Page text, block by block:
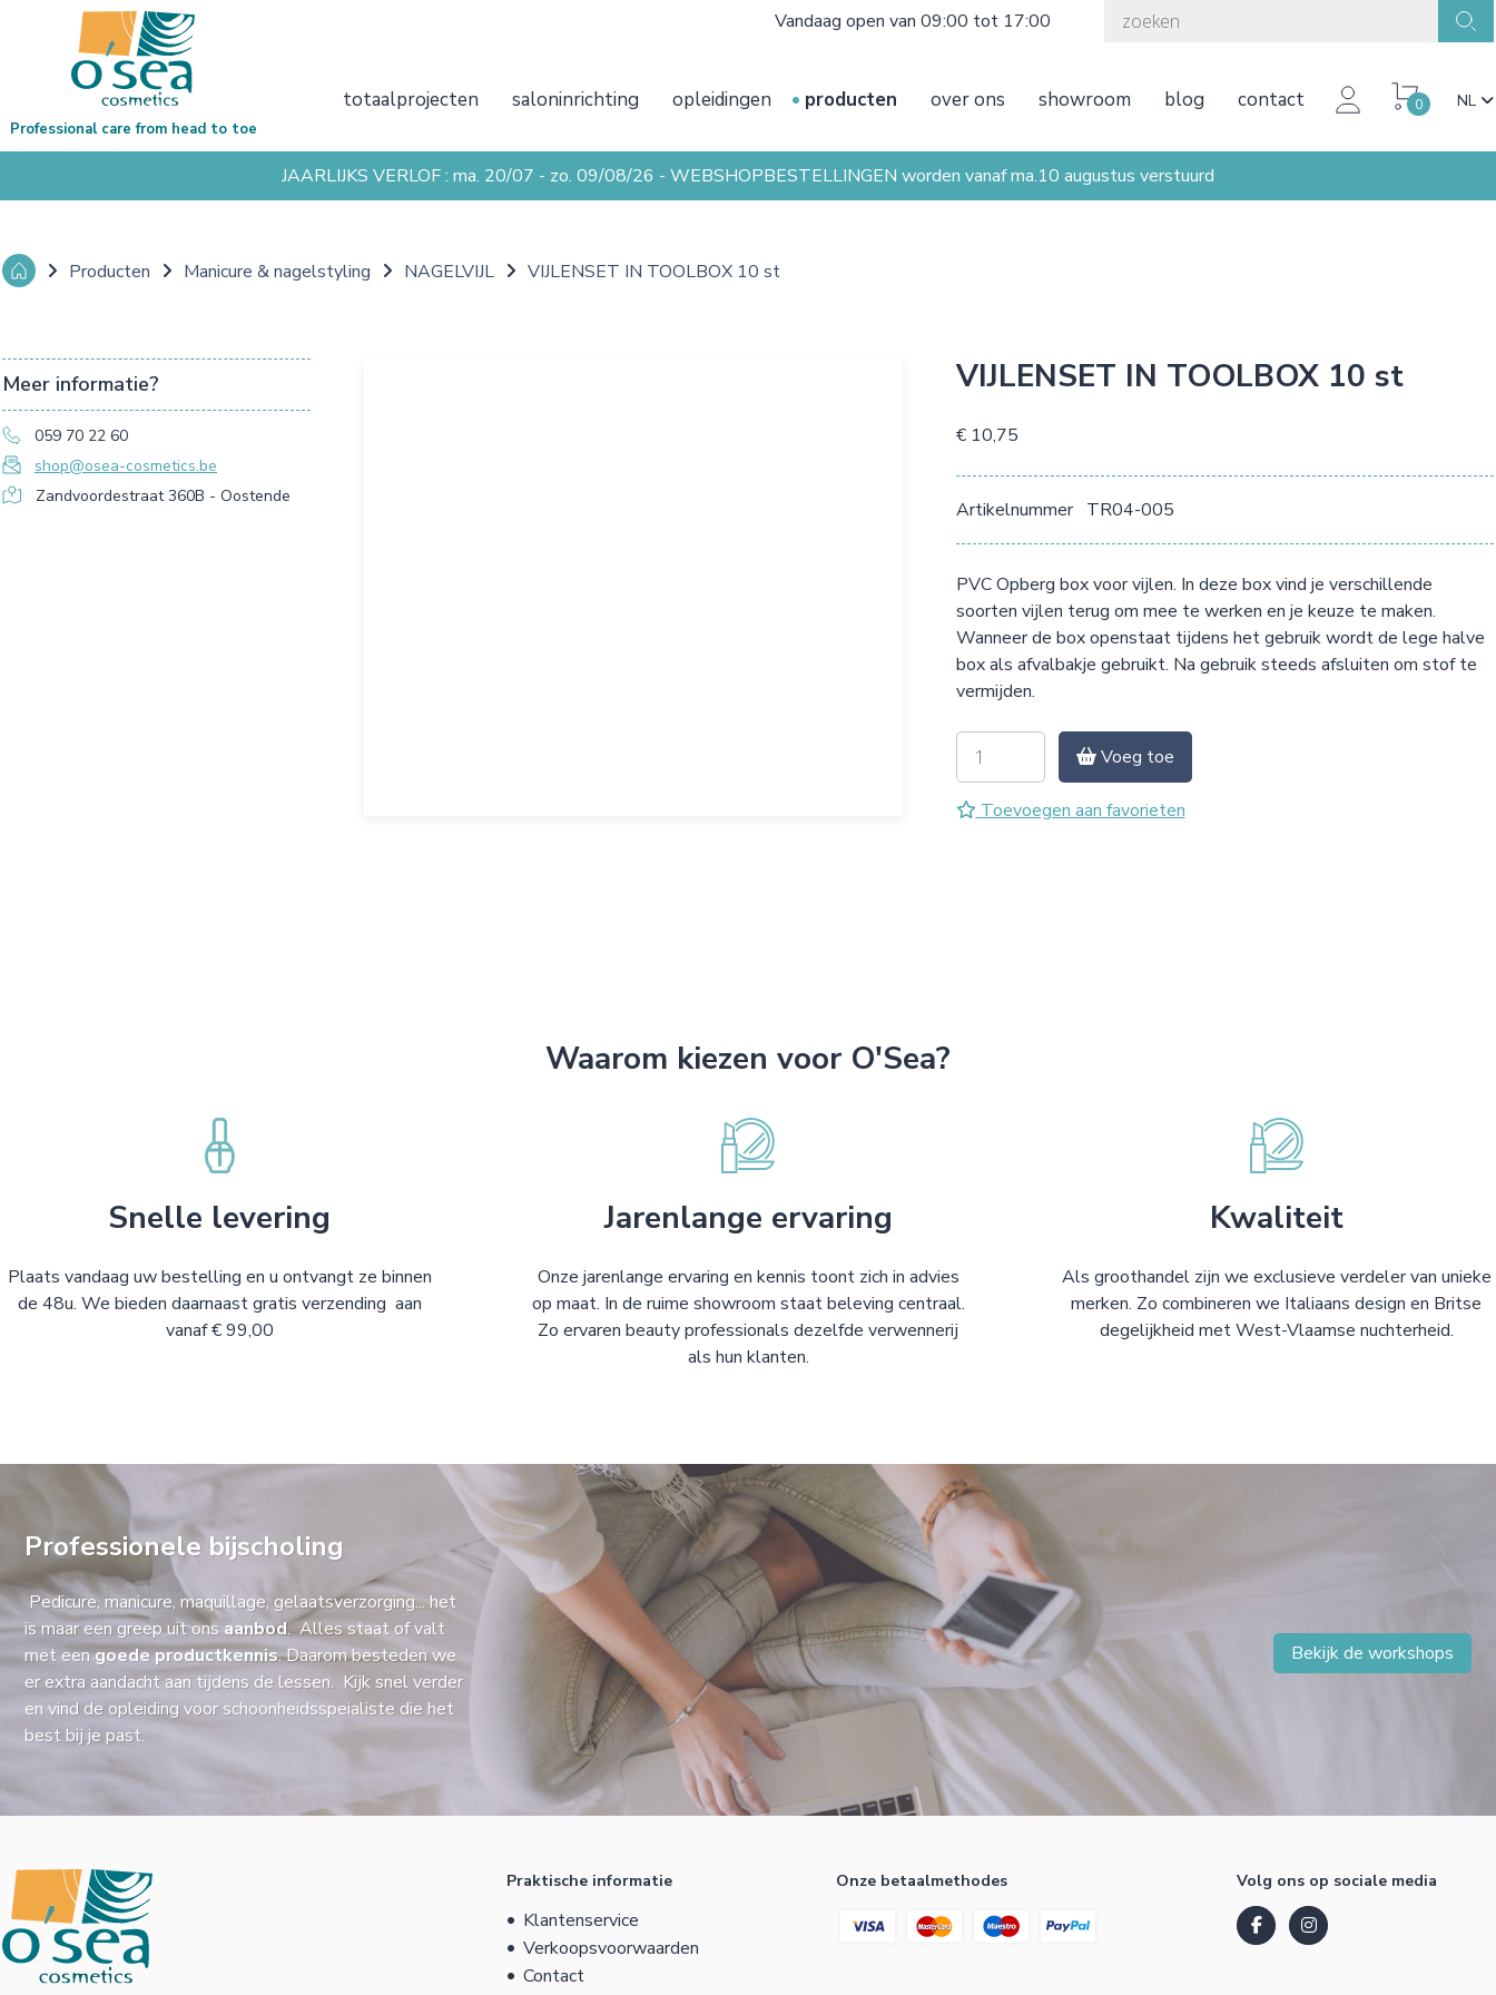
Vandaag open van 09:00 tot 17:00
totaalprojecten saloninrichting opleidingen producten over ons showroom blog contact 0 NL
Professional care from head to toe
JAARLIJKS VERLOF : ma. 20/07 - zo. 09/08/26 - WEBSHOPBESTELLINGEN worden vanaf ma.10 augustus verstuurd
Producten Manicure & nagelstyling NAGELVIJL VIJLENSET IN TOOLBOX 10 st
Meer informatie?
059 70 22 60
shop@osea-cosmetics.be
Zandvoordestraat 360B - Oostende
VIJLENSET IN TOOLBOX 10 st
€ 10,75
Artikelnummer TR04-005
PVC Opberg box voor vijlen. In deze box vind je verschillende
soorten vijlen terug om mee te werken en je keuze te maken.
Wanneer de box openstaat tijdens het gebruik wordt de lege halve
box als afvalbakje gebruikt. Na gebruik steeds afsluiten om stof te
vermijden.
Voeg toe
Toevoegen aan favorieten
Waarom kiezen voor O'Sea?
Snelle levering
Plaats vandaag uw bestelling en u ontvangt ze binnen
de 48u. We bieden daarnaast gratis verzending aan
vanaf € 99,00
Jarenlange ervaring
Onze jarenlange ervaring en kennis toont zich in advies
op maat. In de ruime showroom staat beleving centraal.
Zo ervaren beauty professionals dezelfde verwennerij
als hun klanten.
Kwaliteit
Als groothandel zijn we exclusieve verdeler van unieke
merken. Zo combineren we Italiaans design en Britse
degelijkheid met West-Vlaamse nuchterheid.
Professionele bijscholing
Pedicure, manicure, maquillage, gelaatsverzorging... het
is maar een greep uit ons aanbod. Alles staat of valt
met eengoede productkennis. Daarom besteden we
er extra aandacht aan tijdens de lessen. Kijk snel verder
en vind de opleiding voor schoonheidsspeialiste die het
best bij je past.
Bekijk de workshops
Praktische informatie
Klantenservice
Verkoopsvoorwaarden
Contact
Onze betaalmethodes Volg ons op sociale media